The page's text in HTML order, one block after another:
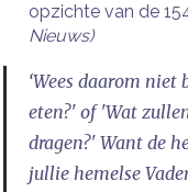
opzichte van de
Nieuws)
‘Wees daarom
eten?' of 'Wat
dragen?' Want de
jullie hemelse